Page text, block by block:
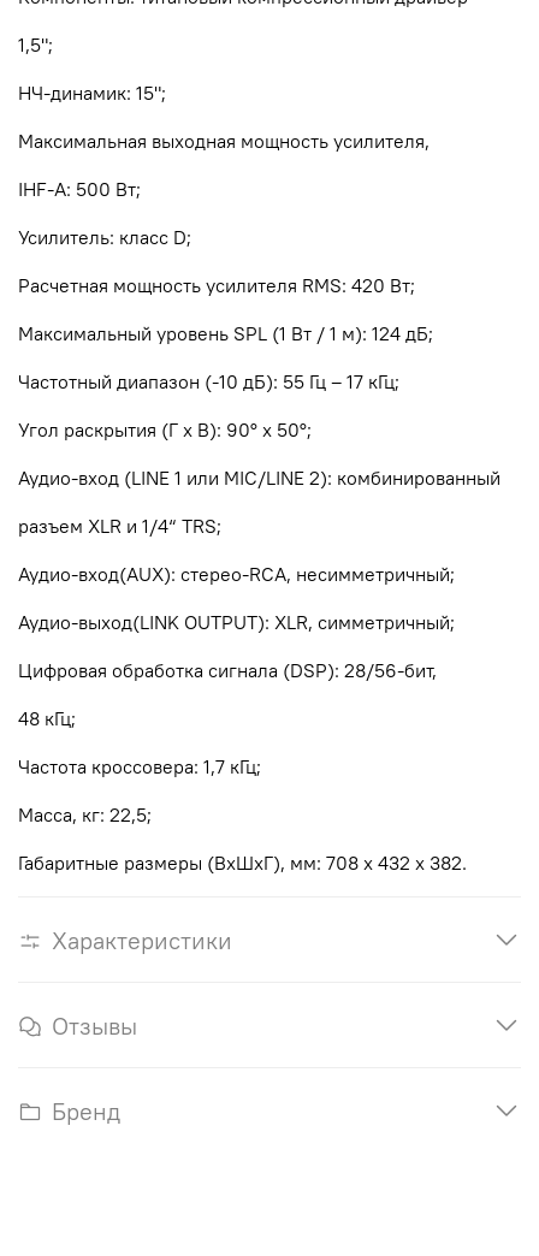
1,5";
НЧ-динамик: 15";
Максимальная выходная мощность усилителя,
IHF-A: 500 Вт;
Усилитель: класс D;
Расчетная мощность усилителя RMS: 420 Вт;
Максимальный уровень SPL (1 Вт / 1 м): 124 дБ;
Частотный диапазон (-10 дБ): 55 Гц – 17 кГц;
Угол раскрытия (Г х В): 90° х 50°;
Аудио-вход (LINE 1 или MIC/LINE 2): комбинированный
разъем XLR и 1/4“ TRS;
Аудио-вход(AUX): стерео-RCA, несимметричный;
Аудио-выход(LINK OUTPUT): XLR, симметричный;
Цифровая обработка сигнала (DSP): 28/56-бит,
48 кГц;
Частота кроссовера: 1,7 кГц;
Масса, кг: 22,5;
Габаритные размеры (ВхШхГ), мм: 708 х 432 х 382.
Характеристики
Отзывы
Бренд